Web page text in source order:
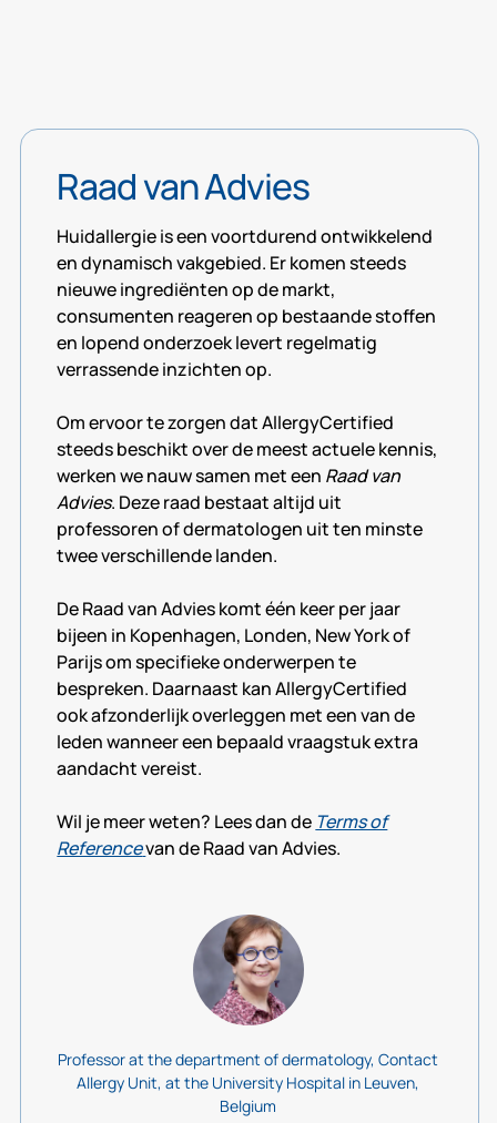
Raad van Advies
Huidallergie is een voortdurend ontwikkelend
en dynamisch vakgebied. Er komen steeds
nieuwe ingrediënten op de markt,
consumenten reageren op bestaande stoffen
en lopend onderzoek levert regelmatig
verrassende inzichten op.
Om ervoor te zorgen dat AllergyCertified
steeds beschikt over de meest actuele kennis,
werken we nauw samen met een Raad van
Advies. Deze raad bestaat altijd uit
professoren of dermatologen uit ten minste
twee verschillende landen.
De Raad van Advies komt één keer per jaar
bijeen in Kopenhagen, Londen, New York of
Parijs om specifieke onderwerpen te
bespreken. Daarnaast kan AllergyCertified
ook afzonderlijk overleggen met een van de
leden wanneer een bepaald vraagstuk extra
aandacht vereist.
Wil je meer weten? Lees dan de Terms of
Referencevan de Raad van Advies.
Professor at the department of dermatology, Contact
Allergy Unit, at the University Hospital in Leuven,
Belgium